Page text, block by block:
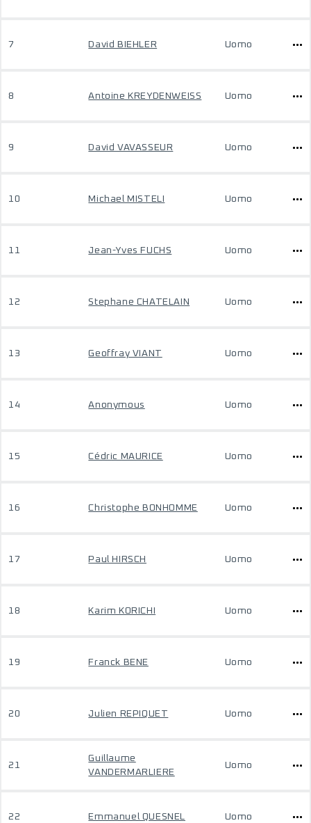
7 David BIEHLER Uomo
8 Antoine KREYDENWEISS Uomo
9 David VAVASSEUR Uomo
10 Michael MISTELI Uomo
11 Jean-Yves FUCHS Uomo
12 Stephane CHATELAIN Uomo
13 Geoffray VIANT Uomo
14 Anonymous Uomo
15 Cédric MAURICE Uomo
16 Christophe BONHOMME Uomo
17 Paul HIRSCH Uomo
18 Karim KORICHI Uomo
19 Franck BENE Uomo
20 Julien REPIQUET Uomo
21
Guillaume
VANDERMARLIERE
Uomo
22 Emmanuel QUESNEL Uomo